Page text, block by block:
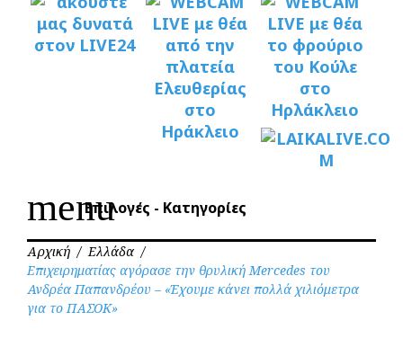
menuΕπιλογές - Κατηγορίες
Αρχική / Ελλάδα /
Επιχειρηματίας αγόρασε την θρυλική Mercedes του
Ανδρέα Παπανδρέου – «Έχουμε κάνει πολλά χιλιόμετρα
για το ΠΑΣΟΚ»